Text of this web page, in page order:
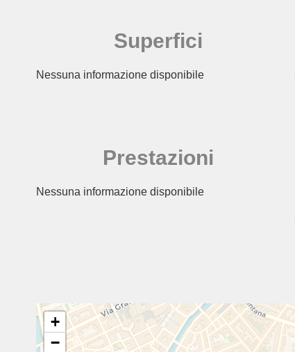
Superfici
Nessuna informazione disponibile
Prestazioni
Nessuna informazione disponibile
+
−